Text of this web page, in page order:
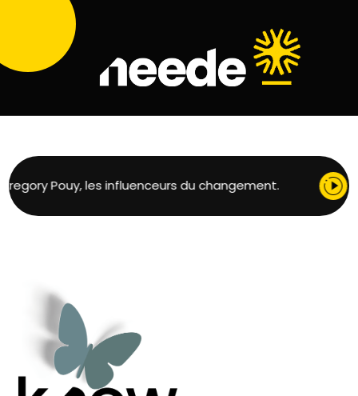
Pouy, les influenceurs du changement. 4